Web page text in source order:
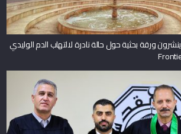
ورقة بحثية حول حالة نادرة لالتهاب الدم الوليدي